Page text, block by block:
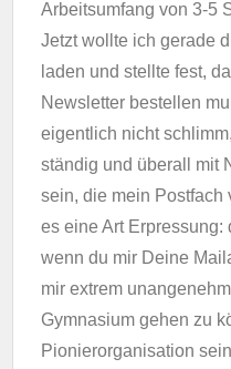
Arbeitsumfang von 3-5
Jetzt wollte ich gerade
laden und stellte fest,
Newsletter bestellen
eigentlich nicht
ständig und überall mit
sein, die mein Postfach
es eine Art Erpressung:
wenn du mir Deine
mir extrem
Gymnasium gehen zu
Pionierorganisation